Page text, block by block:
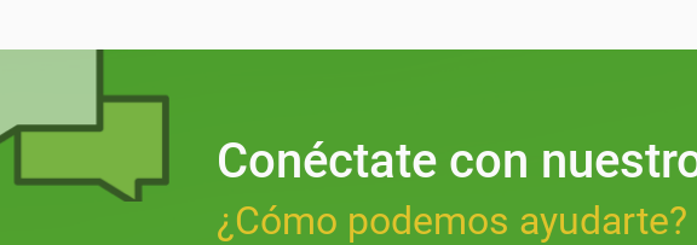
Conéctate con
¿Cómo podemos ayudarte?